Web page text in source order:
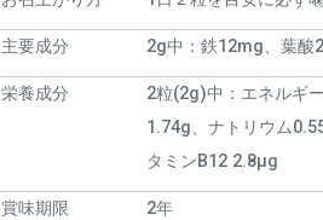
主要成分 2g中：鉄12mg、葉酸
栄養成分
2粒(2g)中：エネルギ
1.74g、ナトリウム
タミンB12 2.8μg
賞味期限 2年